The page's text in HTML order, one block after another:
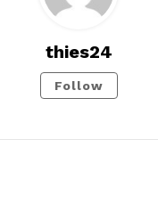
thies24
Follow